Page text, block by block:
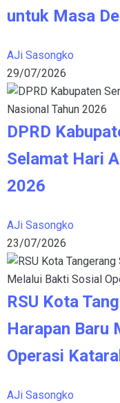
untuk Masa
AJi Sasongko
29/07/2026
DPRD
Selamat Hari
2026
AJi Sasongko
23/07/2026
RSU Kota
Harapan Baru
Operasi
AJi Sasongko